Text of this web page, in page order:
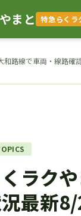
まと 特急らくラ
和路線で車両・線路
くラク
最新8/